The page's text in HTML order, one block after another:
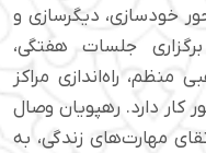
خودسازی، دیگرسازی و
جلسات هفتگی،
منظم، راه‌اندازی مراکز
کار دارد. رهپویان وصال
مهارت‌های زندگی، به